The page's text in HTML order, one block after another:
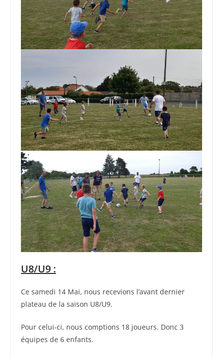
U8/U9 :
Ce samedi 14 Mai, nous recevions l’avant dernier
plateau de la saison U8/U9.
Pour celui-ci, nous comptions 18 joueurs. Donc 3
équipes de 6 enfants.